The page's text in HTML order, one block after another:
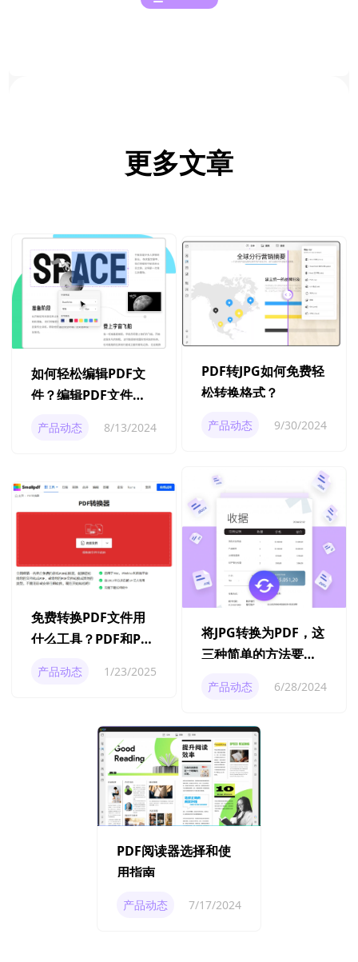
更多文章
如何轻松编辑PDF文
件？编辑PDF文件的
产品动态 8/13/2024
PDF转JPG如何免费轻
松转换格式？
产品动态 9/30/2024
免费转换PDF文件用
什么工具？PDF和PPT
产品动态 1/23/2025
将JPG转换为PDF，这
三种简单的方法要知
产品动态 6/28/2024
PDF阅读器选择和使
用指南
产品动态 7/17/2024